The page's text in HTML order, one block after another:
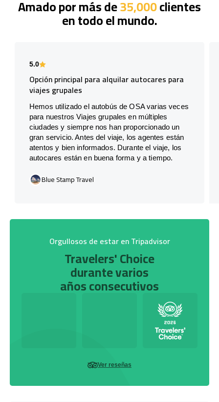
Amado por más de35,000clientes
en todo el mundo.
5.0
Opción principal para alquilar autocares para
viajes grupales
Hemos utilizado el autobús de OSA varias veces
para nuestros Viajes grupales en múltiples
ciudades y siempre nos han proporcionado un
gran servicio. Antes del viaje, los agentes están
atentos y bien informados. Durante el viaje, los
autocares están en buena forma y a tiempo.
Blue Stamp Travel
Orgullosos de estar en Tripadvisor
Travelers' Choice
durante varios
años consecutivos
Ver reseñas